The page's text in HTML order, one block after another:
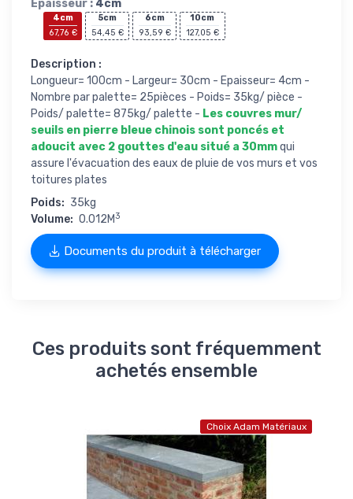
Epaisseur : 4cm
4cm
67,76 €
5cm
54,45 €
6cm
93,59 €
10cm
127,05 €
Description :
Longueur= 100cm - Largeur= 30cm - Epaisseur= 4cm -
Nombre par palette= 25pièces - Poids= 35kg/ pièce -
Poids/ palette= 875kg/ palette - Les couvres mur/
seuils en pierre bleue chinois sont poncés et
adoucit avec 2 gouttes d'eau situé a 30mmqui
assure l'évacuation des eaux de pluie de vos murs et vos
toitures plates
Poids: 35kg
Volume: 0.012M3
Documents du produit à télécharger
Ces produits sont fréquemment
achetés ensemble
Choix Adam Matériaux